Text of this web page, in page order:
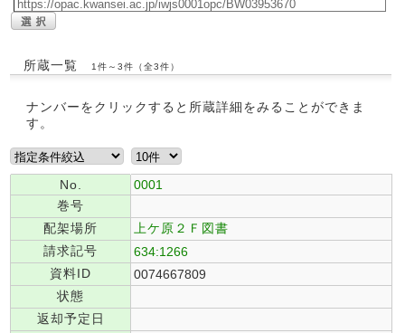
所蔵一覧 1件～3件（全3件）
ナンバーをクリックすると所蔵詳細をみることができま
す。
No.
0001
巻号
配架場所
上ケ原２Ｆ図書
請求記号
634:1266
資料ID
0074667809
状態
返却予定日